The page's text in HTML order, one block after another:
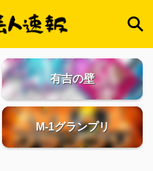
有吉の壁
M-1グランプリ